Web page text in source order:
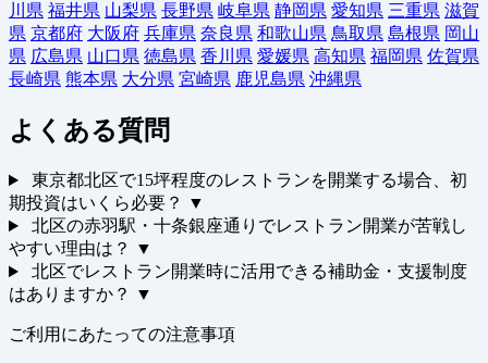
川県 福井県 山梨県 長野県 岐阜県 静岡県 愛知県 三重県 滋賀
県 京都府 大阪府 兵庫県 奈良県 和歌山県 鳥取県 島根県 岡山
県 広島県 山口県 徳島県 香川県 愛媛県 高知県 福岡県 佐賀県
長崎県 熊本県 大分県 宮崎県 鹿児島県 沖縄県
よくある質問
東京都北区で15坪程度のレストランを開業する場合、初
期投資はいくら必要？
▼
北区の赤羽駅・十条銀座通りでレストラン開業が苦戦し
やすい理由は？
▼
北区でレストラン開業時に活用できる補助金・支援制度
はありますか？
▼
ご利用にあたっての注意事項